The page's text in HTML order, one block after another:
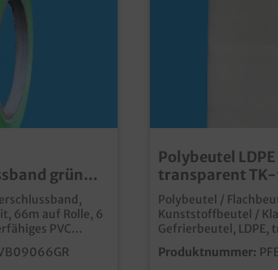
grün
66m 6St
66m auf Rolle, 6
PVC
Verschließen
Polybeutel
transparent
recycelbar
Größen wählbar
Polybeutel /
Kunststoffbeutel /
Gefrierbeutel, LDPE,
geblockt zu 50 Stück,
verschiedene Größen,
Produktnummer: